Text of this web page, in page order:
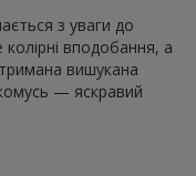
з уваги до
вподобання, а
вишукана
— яскравий